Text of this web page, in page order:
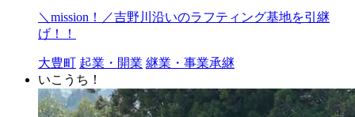
＼mission！／吉野川沿いのラフティング基地を引継
げ！！
大豊町 起業・開業 継業・事業承継
いこうち！